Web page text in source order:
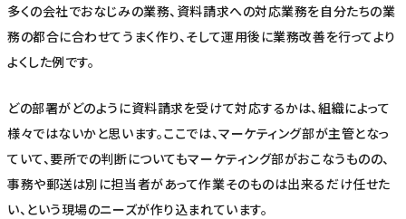
多くの会社でおなじみの業務、資料請求への対応業務を自分たちの業
務の都合に合わせてうまく作り、そして運用後に業務改善を行ってより
よくした例です。
どの部署がどのように資料請求を受けて対応するかは、組織によって
様々ではないかと思います。ここでは、マーケティング部が主管となっ
ていて、要所での判断についてもマーケティング部がおこなうものの、
事務や郵送は別に担当者があって作業そのものは出来るだけ任せた
い、という現場のニーズが作り込まれています。